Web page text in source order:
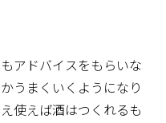
アドバイスをもらいな
うまくいくようになり
使えば酒はつくれるも